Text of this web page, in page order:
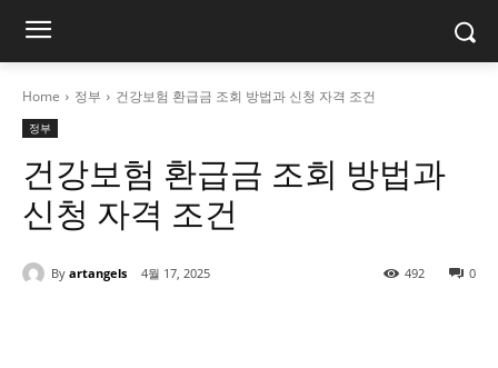
Home 정부 건강보험 환급금 조회 방법과 신청 자격 조건
정부
건강보험 환급금 조회 방법과
신청 자격 조건
By artangels 4월 17, 2025 0
492